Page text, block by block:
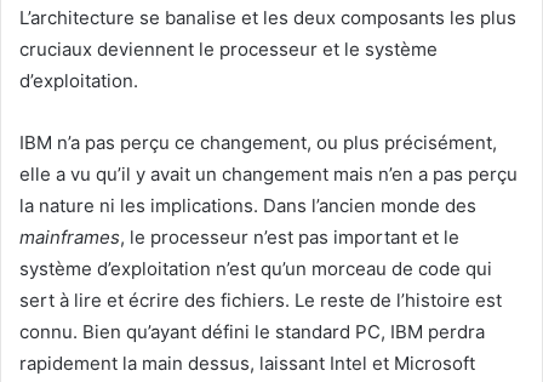
L’architecture se banalise et les deux composants les plus
cruciaux deviennent le processeur et le système
d’exploitation.
IBM n’a pas perçu ce changement, ou plus précisément,
elle a vu qu’il y avait un changement mais n’en a pas perçu
la nature ni les implications. Dans l’ancien monde des
mainframes, le processeur n’est pas important et le
système d’exploitation n’est qu’un morceau de code qui
sert à lire et écrire des fichiers. Le reste de l’histoire est
connu. Bien qu’ayant défini le standard PC, IBM perdra
rapidement la main dessus, laissant Intel et Microsoft